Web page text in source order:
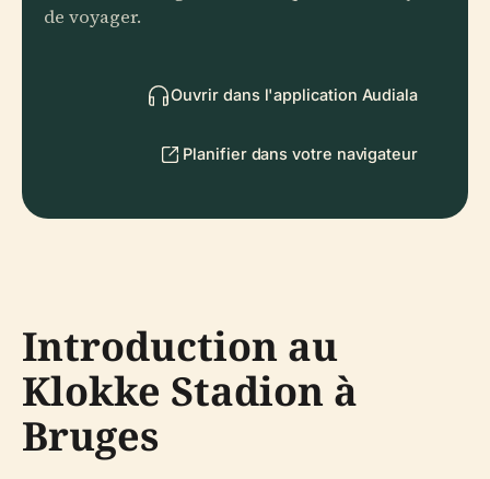
de voyager.
Ouvrir dans l'application Audiala
Planifier dans votre navigateur
Introduction au
Klokke Stadion à
Bruges